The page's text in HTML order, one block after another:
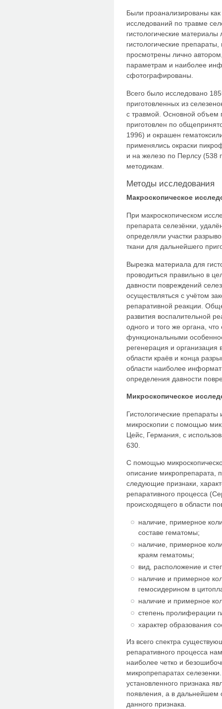
Были проанализированы как
исследований по травме
гистологические
гистологические
просмотрены лично
параметрам и наиболее
сфотографированы.
Всего было исследовано
приготовленных из
с травмой. Основной объем
приготовлен по
1996) и окрашен
применялись окраски
и на железо по Перлсу (538
методикам.
Методы исследования
Макроскопическое
При макроскопическом
препарата селезёнки,
определяли участки
ткани для дальнейшего
Вырезка материала для
проводиться правильно в
давности повреждений
осуществляться с учётом
репаративной реакции.
развития воспалительной
одного и того же органа,
функциональными
регенерация и организация
области краёв и конца
области наиболее
определения давности
Микроскопическое
Гистологические
микроскопии с помощью
Цейс, Германия, с
630.
С помощью
описание микропрепарата,
следующие признаки,
репаративного процесса
происходящего в области
наличие, примерное
составе гематомы;
наличие, примерное
краям гематомы;
вид, расположение и
наличие и примерное
гемосидерином в
наличие и примерное
степень пролиферации
характер образования
Из всего спектра
репаративного процесса
наиболее четко и
микропрепаратах
установленного признака
появления, а в дальнейшем
данного признака.